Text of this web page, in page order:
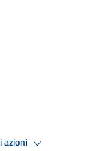
azioni